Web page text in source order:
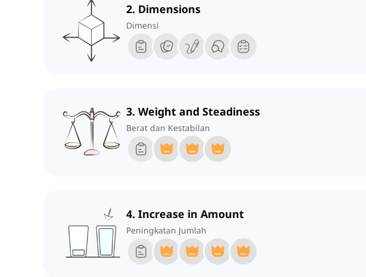
2. Dimensions
Dimensi
3. Weight and Steadiness
Berat dan Kestabilan
4. Increase in Amount
Peningkatan Jumlah